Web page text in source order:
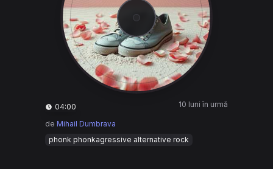
04:00 10 luni în urmă
de Mihail Dumbrava
phonk phonkagressive alternative rock